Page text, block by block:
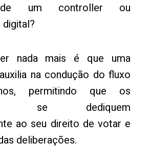
de um controller ou
nada mais é que uma
na condução do fluxo
permitindo que os
se dediquem
ao seu direito de votar e
deliberações.